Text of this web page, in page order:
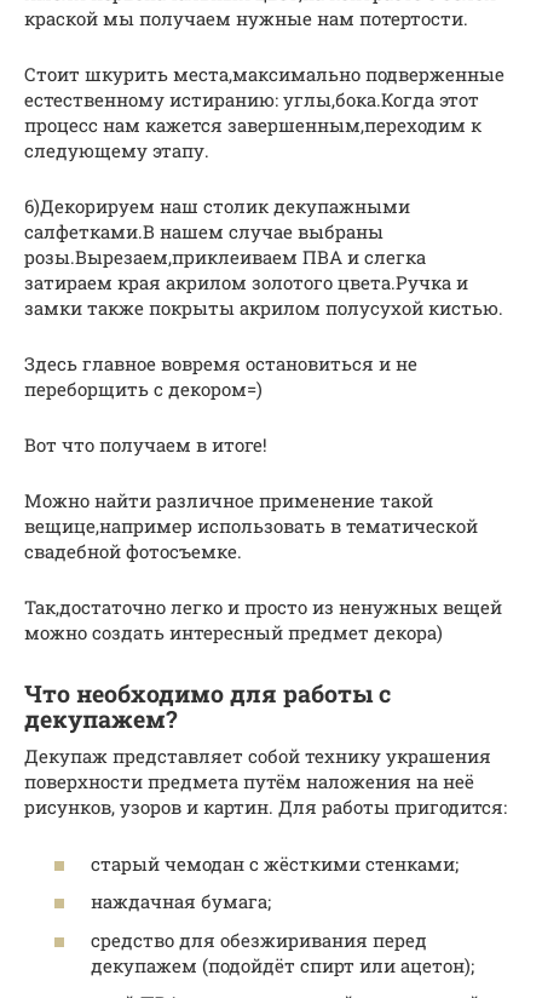
краской мы получаем нужные нам потертости.
Стоит шкурить места,максимально подверженные
естественному истиранию: углы,бока.Когда этот
процесс нам кажется завершенным,переходим к
следующему этапу.
6)Декорируем наш столик декупажными
салфетками.В нашем случае выбраны
розы.Вырезаем,приклеиваем ПВА и слегка
затираем края акрилом золотого цвета.Ручка и
замки также покрыты акрилом полусухой кистью.
Здесь главное вовремя остановиться и не
переборщить с декором=)
Вот что получаем в итоге!
Можно найти различное применение такой
вещице,например использовать в тематической
свадебной фотосъемке.
Так,достаточно легко и просто из ненужных вещей
можно создать интересный предмет декора)
Что необходимо для работы с
декупажем?
Декупаж представляет собой технику украшения
поверхности предмета путём наложения на неё
рисунков, узоров и картин. Для работы пригодится:
старый чемодан с жёсткими стенками;
наждачная бумага;
средство для обезжиривания перед
декупажем (подойдёт спирт или ацетон);